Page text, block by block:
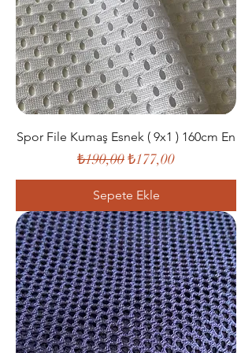
Spor File Kumaş Esnek ( 9x1 ) 160cm En
Normal Fiyat
₺190,00İndirimli Fiyat
₺177,00
Sepete Ekle